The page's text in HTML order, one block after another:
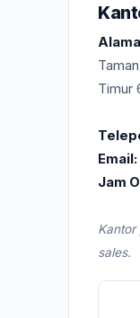
Timur
Email:
Jam
Kantor
sales.